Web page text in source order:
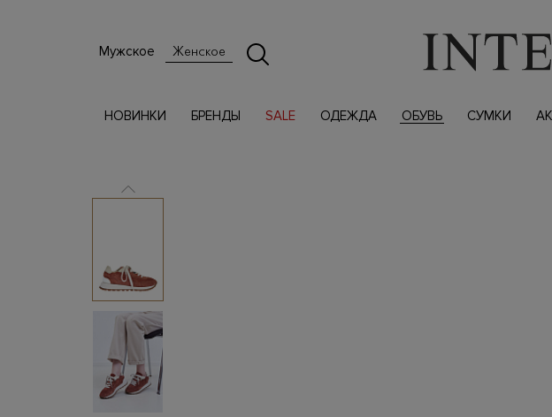
Мужское Женское
НОВИНКИ БРЕНДЫ SALE ОДЕЖДА ОБУВЬ СУМКИ